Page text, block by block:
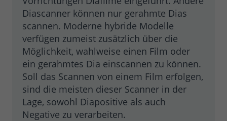
Diascanner können nur gerahmte Dias
scannen. Moderne hybride Modelle
verfügen zumeist zusätzlich über die
Möglichkeit, wahlweise einen Film oder
ein gerahmtes Dia einscannen zu können.
Soll das Scannen von einem Film erfolgen,
sind die meisten dieser Scanner in der
Lage, sowohl Diapositive als auch
Negative zu verarbeiten.